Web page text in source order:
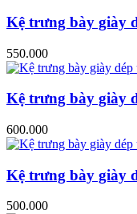
Kệ trưng bày giày
550.000
Kệ trưng bày giày
600.000
Kệ trưng bày giày
500.000